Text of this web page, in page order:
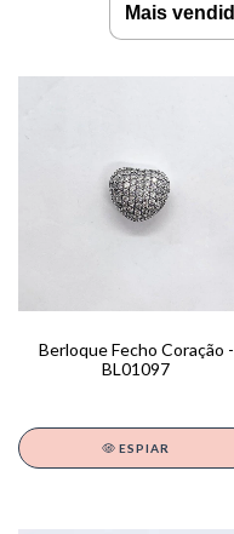
Berloque Fecho Coração -
BL01097
ESPIAR